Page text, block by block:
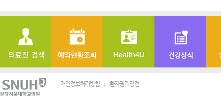
개인정보처리방침 환자권리장전